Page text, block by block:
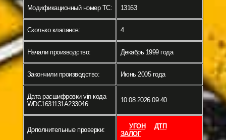
Модификационный номер ТС: 13163
Сколько клапанов: 4
Начали производство: Декабрь 1999 года
Закончили производство: Июнь 2005 года
Дата расшифровки vin кода
WDC1631131A233046:
10.08.2026 09:40
Дополнительные проверки: УГОН
ДТП
ЗАЛОГ